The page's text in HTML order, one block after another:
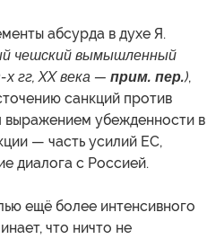
абсурда в духе Я.
чешский вымышленный
гг, XX века — прим. пер.),
санкций против
убежденности в
— часть усилий ЕС,
диалога с Россией.
ещё более интенсивного
что ничто не